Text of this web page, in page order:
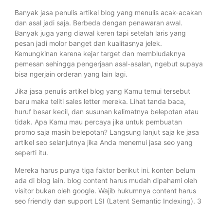
Banyak jasa penulis artikel blog yang menulis acak-acakan
dan asal jadi saja. Berbeda dengan penawaran awal.
Banyak juga yang diawal keren tapi setelah laris yang
pesan jadi molor banget dan kualitasnya jelek.
Kemungkinan karena kejar target dan membludaknya
pemesan sehingga pengerjaan asal-asalan, ngebut supaya
bisa ngerjain orderan yang lain lagi.
Jika jasa penulis artikel blog yang Kamu temui tersebut
baru maka teliti sales letter mereka. Lihat tanda baca,
huruf besar kecil, dan susunan kalimatnya belepotan atau
tidak. Apa Kamu mau percaya jika untuk pembuatan
promo saja masih belepotan? Langsung lanjut saja ke jasa
artikel seo selanjutnya jika Anda menemui jasa seo yang
seperti itu.
Mereka harus punya tiga faktor berikut ini. konten belum
ada di blog lain. blog content harus mudah dipahami oleh
visitor bukan oleh google. Wajib hukumnya content harus
seo friendly dan support LSI (Latent Semantic Indexing). 3